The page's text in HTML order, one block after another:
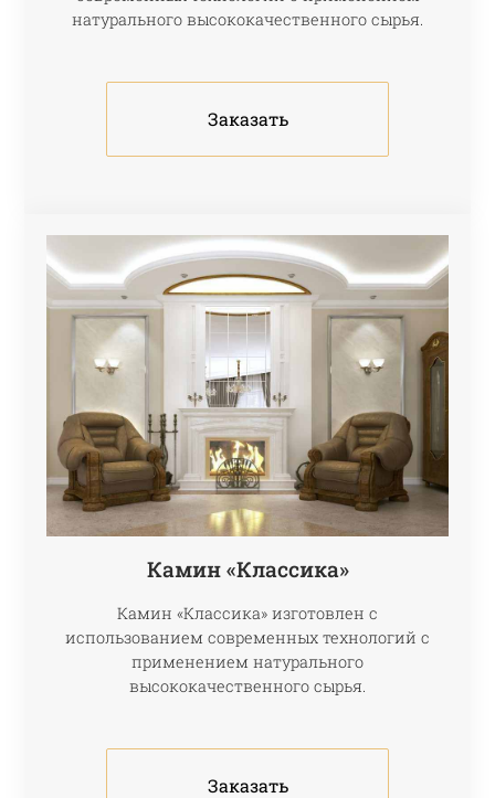
натурального высококачественного сырья.
Заказать
Камин «Классика»
Камин «Классика» изготовлен с
использованием современных технологий с
применением натурального
высококачественного сырья.
Заказать